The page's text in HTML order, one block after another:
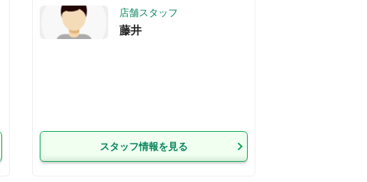
店舗スタッフ
藤井
スタッフ情報を見る